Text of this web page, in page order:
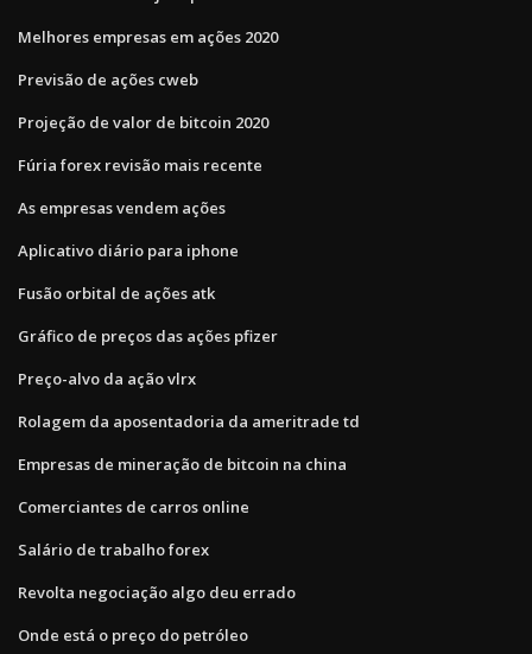
Melhores empresas em ações 2020
Previsão de ações cweb
Projeção de valor de bitcoin 2020
Fúria forex revisão mais recente
As empresas vendem ações
Aplicativo diário para iphone
Fusão orbital de ações atk
Gráfico de preços das ações pfizer
Preço-alvo da ação vlrx
Rolagem da aposentadoria da ameritrade td
Empresas de mineração de bitcoin na china
Comerciantes de carros online
Salário de trabalho forex
Revolta negociação algo deu errado
Onde está o preço do petróleo